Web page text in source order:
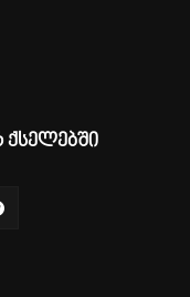
ქსელებში